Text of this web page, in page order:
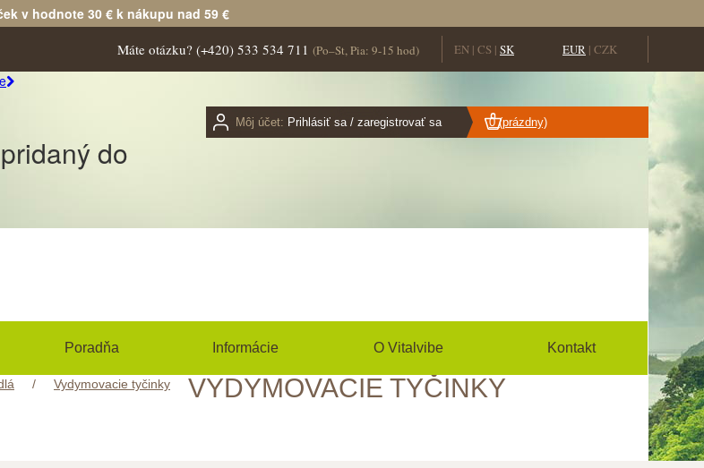
v hodnote 30 € k nákupu nad 59 €
EUR | CZK
EN | CS | SK
Máte otázku? (+420) 533 534 711 (Po–St, Pia: 9-15 hod)
Môj účet: Prihlásiť sa / zaregistrovať sa 0 (prázdny)
do
Poradňa Informácie O Vitalvibe Kontakt
/ Vydymovacie tyčinky VYDYMOVACIE TYČINKY